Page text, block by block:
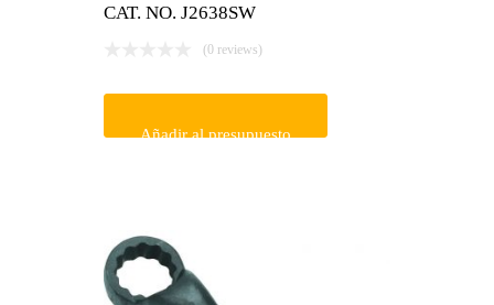
CAT. NO. J2638SW
(0 reviews)
Añadir al presupuesto